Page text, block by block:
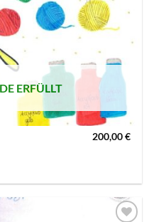
AUF MEINE
MERKLISTE
SETZEN
ERFÜLLT
200,00€